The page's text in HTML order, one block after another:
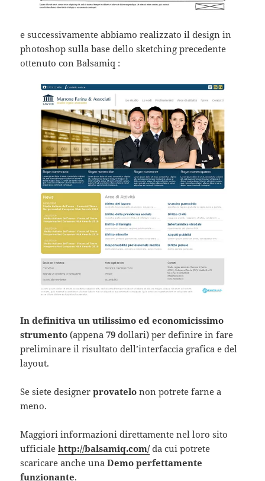
e successivamente abbiamo realizzato il design in
photoshop sulla base dello sketching precedente
ottenuto con Balsamiq :
In definitiva un utilissimo ed economicissimo
strumento (appena79 dollari) per definire in fare
preliminare il risultato dell’interfaccia grafica e del
layout.
Se siete designerprovatelo non potrete farne a
meno.
Maggiori informazioni direttamente nel loro sito
ufficialehttp://balsamiq.com/da cui potrete
scaricare anche unaDemo perfettamente
funzionante.